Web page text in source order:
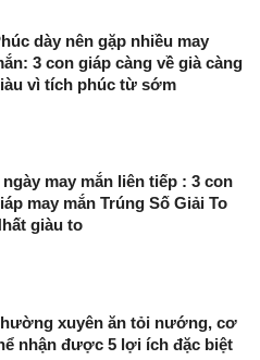
dày nên gặp nhiều may
3 con giáp càng về già càng
vì tích phúc từ sớm
ngày may mắn liên tiếp : 3 con
may mắn Trúng Số Giải To
giàu to
xuyên ăn tỏi nướng, cơ
nhận được 5 lợi ích đặc biệt